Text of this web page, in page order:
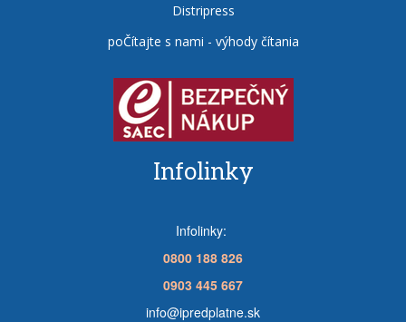
Distripress
poČítajte s nami - výhody čítania
Infolinky
Infolinky:
0800 188 826
0903 445 667
info@ipredplatne.sk